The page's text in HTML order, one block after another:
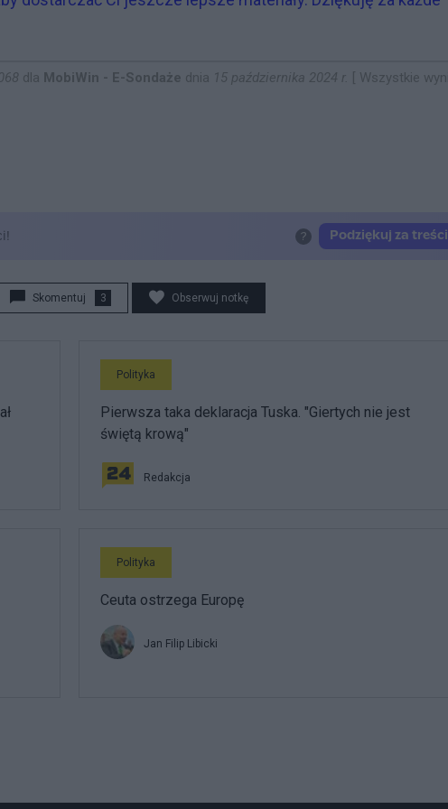
dla MobiWin - E-Sondaże dnia 15 października 2024 r.
Wszystkie
Skomentuj 3 Obserwuj notkę
Polityka
Pierwsza taka deklaracja Tuska. "Giertych nie jest
świętą krową"
Redakcja
Polityka
Ceuta ostrzega Europę
Jan Filip Libicki